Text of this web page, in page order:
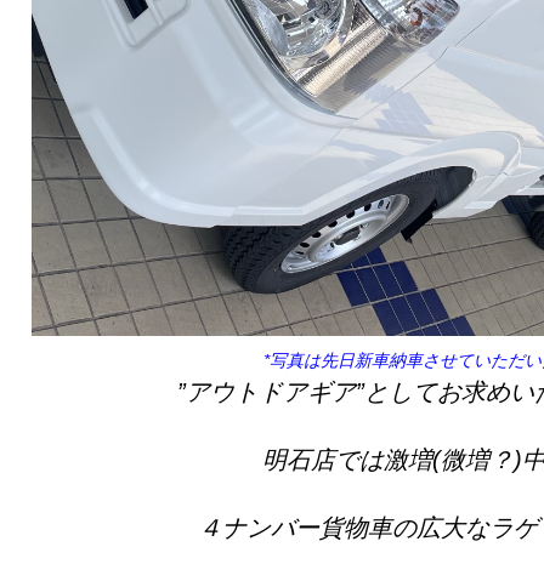
*写真は先日新車納車させていただ
”アウトドアギア”としてお求め
明石店では激増(微増？)
４ナンバー貨物車の広大なラ